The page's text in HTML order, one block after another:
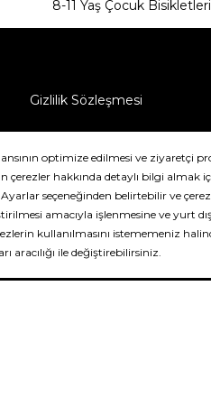
8-11 Yaş Çocuk Bisikletleri
Gizlilik Sözleşmesi